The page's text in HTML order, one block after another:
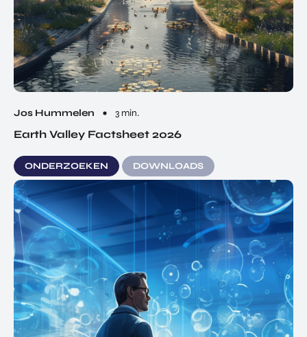
Jos Hummelen 3 min.
Earth Valley Factsheet 2026
ONDERZOEKEN DOWNLOADS